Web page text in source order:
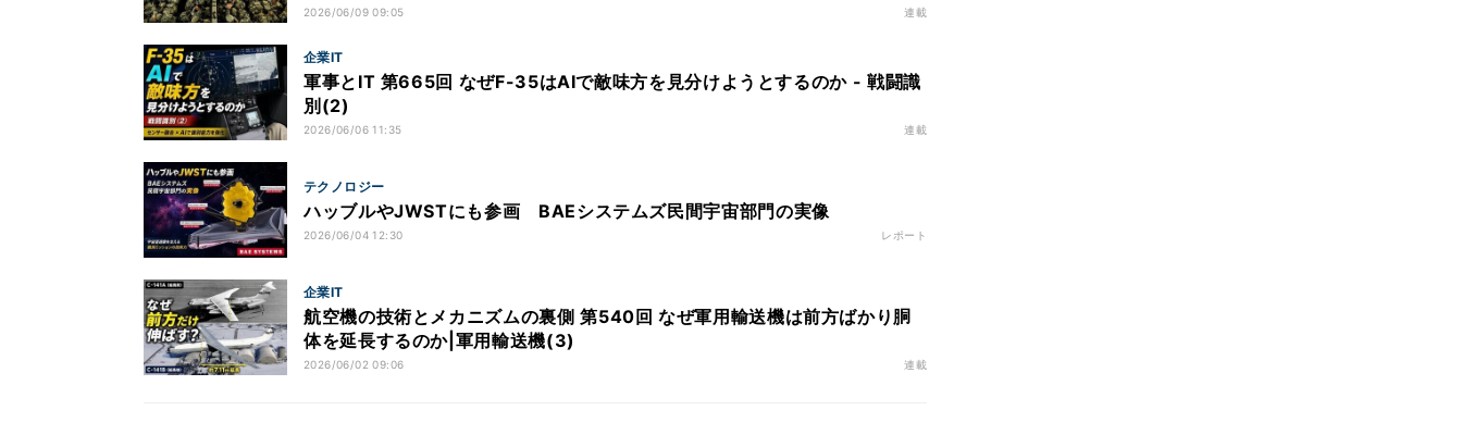
2026/06/09 09:05 連載
企業IT
軍事とIT 第665回 なぜF-35はAIで敵味方を見分けようとするのか - 戦闘識
別(2)
2026/06/06 11:35 連載
テクノロジー
ハッブルやJWSTにも参画 BAEシステムズ民間宇宙部門の実像
2026/06/04 12:30 レポート
企業IT
航空機の技術とメカニズムの裏側 第540回 なぜ軍用輸送機は前方ばかり胴
体を延長するのか|軍用輸送機(3)
2026/06/02 09:06 連載